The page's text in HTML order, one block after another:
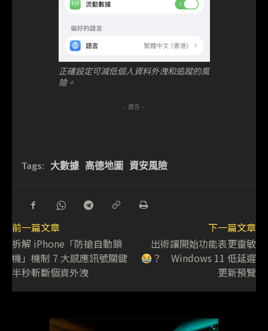
正確設定可減低個人資料外洩和追蹤的風
險。
- 廣告 -
Tags: 大數據 高德地圖 資安風險
前一篇文章
拆解 iPhone「防搶自動鎖
機」機制 7 大感應訊號關鍵
半秒斬斷個資外洩
下一篇文章
出術讓開始功能表更靈敏
？ Windows 11 低延遲
更新預覽